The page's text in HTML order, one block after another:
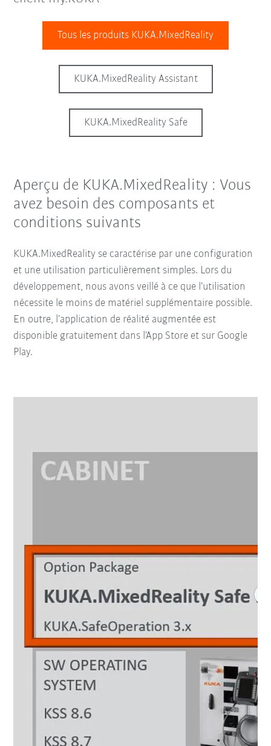
Tous les produits KUKA.MixedReality
KUKA.MixedReality Assistant
KUKA.MixedReality Safe
Aperçu de KUKA.MixedReality : Vous
avez besoin des composants et
conditions suivants
KUKA.MixedReality se caractérise par une configuration
et une utilisation particulièrement simples. Lors du
développement, nous avons veillé à ce que l’utilisation
nécessite le moins de matériel supplémentaire possible.
En outre, l’application de réalité augmentée est
disponible gratuitement dans l’App Store et sur Google
Play.